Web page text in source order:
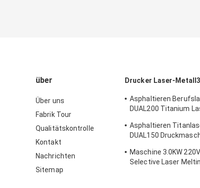
über
Über uns
Fabrik Tour
Qualitätskontrolle
Kontakt
Nachrichten
Sitemap
Drucker Laser-
Asphaltieren
DUAL200 Titanium
Drucker-3D
Asphaltieren
DUAL150
Maschine 3.0KW
Selective Laser